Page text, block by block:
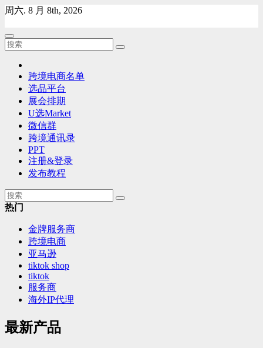
Skip
周六. 8 月 8th, 2026
跨境电商名单
选品平台
展会排期
U选Market
微信群
跨境通讯录
PPT
注册&登录
发布教程
热门
金牌服务商
跨境电商
亚马逊
tiktok shop
tiktok
服务商
海外IP代理
最新产品